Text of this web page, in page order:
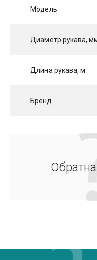
Модель
Диаметр рукава,
Длина рукава, м
Бренд